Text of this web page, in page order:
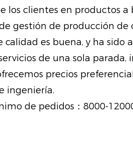
los clientes en productos
gestión de producción de
calidad es buena, y ha
de una sola
precios
ingeniería.
de pedidos：8000-